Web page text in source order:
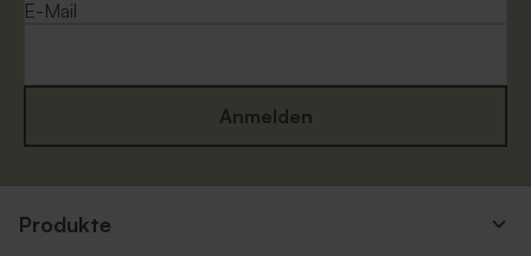
E-Mail
Anmelden
Produkte